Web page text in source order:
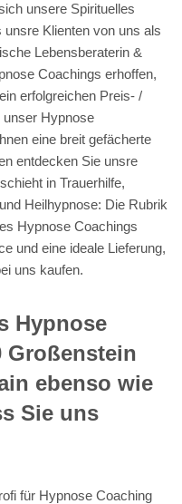
unsere Spirituelles
Klienten von uns als
Lebensberaterin &
Coachings erhoffen,
erfolgreichen Preis- /
unser Hypnose
eine breit gefächerte
entdecken Sie unsre
in Trauerhilfe,
Heilhypnose: Die Rubrik
Hypnose Coachings
und eine ideale Lieferung,
uns kaufen.
Hypnose
Großenstein
ebenso wie
Sie uns
für Hypnose Coaching